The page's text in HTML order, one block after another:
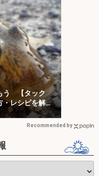
う 【タック
・レシピを解
Recommended by